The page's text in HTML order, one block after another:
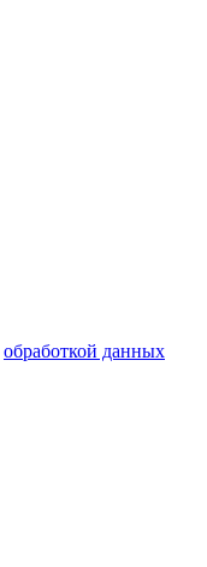
обработкой данных